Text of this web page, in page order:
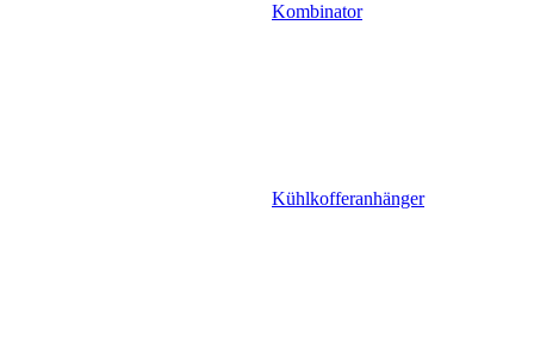
Kombinator
Kühlkofferanhänger